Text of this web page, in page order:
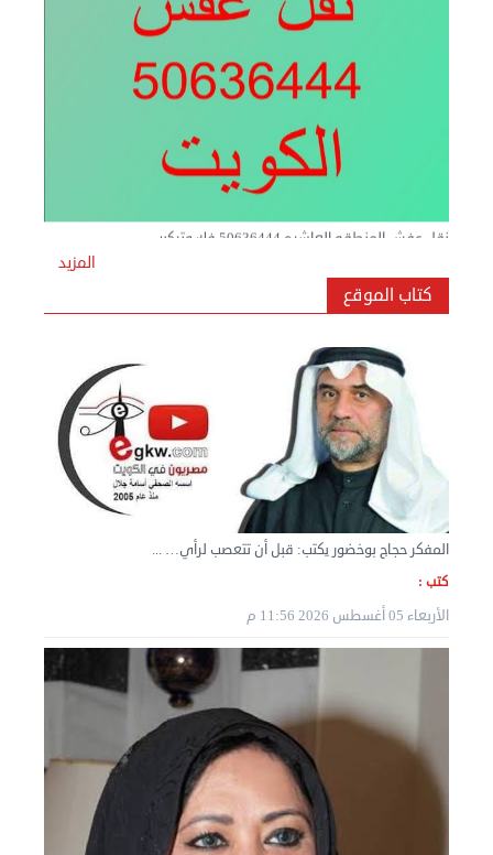
نقل عفش المنطقه العاشره 50636444 فك وتركيب ...
السبت 07 سبتمبر 2024 04:08 م
المزيد
كتاب الموقع
المفكر حجاج بوخضور يكتب: قبل أن تتعصب لرأي… ...
كتب :
الأربعاء 05 أغسطس 2026 11:56 م